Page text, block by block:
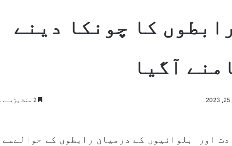
کا چونکا دینے
آگیا
2 منٹ پڑھنے میں
قیادت اور بلوائیوں کے درمیان رابطوں کے حوالےسے